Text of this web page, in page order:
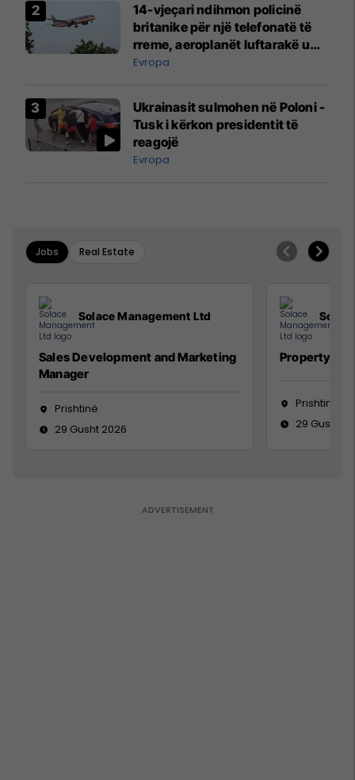
14-vjeçari ndihmon policinë
britanike për një telefonatë të
rreme, aeroplanët luftarakë u
ngritën në ajër për të
Mançesterit
Evropa
Ukrainasit sulmohen në Poloni -
Tusk i kërkon presidentit të
reagojë
Evropa
Jobs Real Estate
Solace Management Ltd
Sales Development and Marketing
Manager
Prishtinë
29 Gusht 2026
Property
Prishtinë
29 Gusht